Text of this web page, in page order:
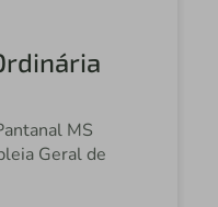
MS
Geral de